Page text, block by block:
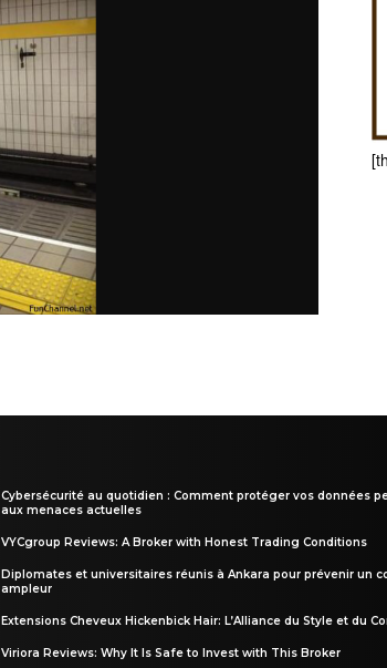
Cybersécurité au quotidien : Comment protéger vos données
aux menaces actuelles
VYCgroup Reviews: A Broker with Honest Trading Conditions
Diplomates et universitaires réunis à Ankara pour prévenir un
ampleur
Extensions Cheveux Hickenbick Hair: L’Alliance du Style et du
Viriora Reviews: Why It Is Safe to Invest with This Broker